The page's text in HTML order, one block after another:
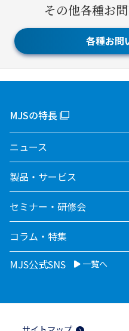
その他各種お
各種お問
MJSの特長
ニュース
製品・サービス
セミナー・研修会
コラム・特集
MJS公式SNS
一覧へ